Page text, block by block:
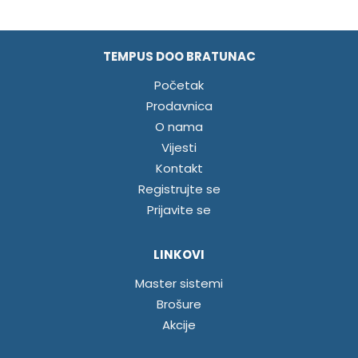
TEMPUS DOO BRATUNAC
Početak
Prodavnica
O nama
Vijesti
Kontakt
Registrujte se
Prijavite se
LINKOVI
Master sistemi
Brošure
Akcije